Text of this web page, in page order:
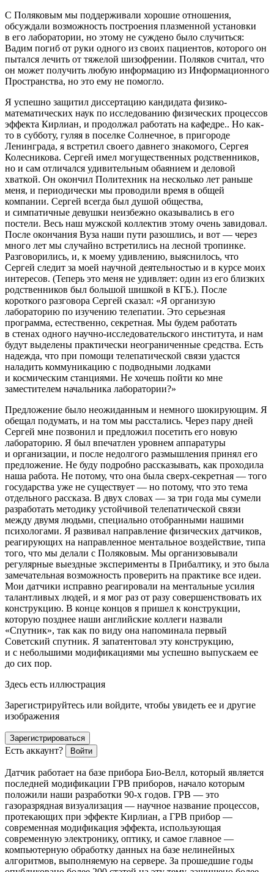
С Поляковым мы поддерживали хорошие отношения,
обсуждали возможность построения плазменной установки
в его лаборатории, но этому не суждено было случиться:
Вадим погиб от руки одного из своих пациентов, которого он
пытался лечить от тяжелой шизофрении. Поляков считал, что
он может получить любую информацию из Информационного
Пространства, но это ему не помогло.
Я успешно защитил диссертацию кандидата физико-
математических наук по исследованию физических процессов
эффекта Кирлиан, и продолжал работать на кафедре.. Но как-
то в субботу, гуляя в поселке Солнечное, в пригороде
Ленинграда, я встретил своего давнего знакомого, Сергея
Колесникова. Сергей имел могущественных родственников,
но и сам отличался удивительным обаянием и деловой
хваткой. Он окончил Политехник на несколько лет раньше
меня, и периодически мы проводили время в общей
компании. Сергей всегда был душой общества,
и симпатичные девушки неизбежно оказывались в его
постели. Весь наш мужской коллектив этому очень завидовал.
После окончания Вуза наши пути разошлись, и вот — через
много лет мы случайно встретились на лесной тропинке.
Разговорились, и, к моему удивлению, выяснилось, что
Сергей следит за моей научной деятельностью и в курсе моих
интересов. (Теперь это меня не удивляет: один из его близких
родственников был большой шишкой в КГБ.). После
короткого разговора Сергей сказал: «Я организую
лабораторию по изучению телепатии. Это серьезная
программа, естественно, секретная. Мы будем работать
в стенах одного научно-исследовательского института, и нам
будут выделены практически неограниченные средства. Есть
надежда, что при помощи телепатической связи удастся
наладить коммуникацию с подводными лодками
и космическим станциями. Не хочешь пойти ко мне
заместителем начальника лаборатории?»
Предложение было неожиданным и немного шокирующим. Я
обещал подумать, и на том мы расстались. Через пару дней
Сергей мне позвонил и предложил посетить его новую
лабораторию. Я был впечатлен уровнем аппаратуры
и организации, и после недолгого размышления принял его
предложение. Не буду подробно рассказывать, как проходила
наша работа. Не потому, что она была сверх-секретная — того
государства уже не существует — но потому, что это тема
отдельного рассказа. В двух словах — за три года мы сумели
разработать методику устойчивой телепатической связи
между двумя людьми, специально отобранными нашими
психологами. Я развивал направление физических датчиков,
реагирующих на направленное ментальное воздействие, типа
того, что мы делали с Поляковым. Мы организовывали
регулярные выездные эксперименты в Прибалтику, и это была
замечательная возможность проверить на практике все идеи.
Мои датчики исправно реагировали на ментальные усилия
талантливых людей, и я мог раз от разу совершенствовать их
конструкцию. В конце концов я пришел к конструкции,
которую позднее наши английские коллеги назвали
«Спутник», так как по виду она напоминала первый
Советский спутник. Я запатентовал эту конструкцию,
и с небольшими модификациями мы успешно выпускаем ее
до сих пор.
Здесь есть иллюстрация
Зарегистрируйтесь или войдите, чтобы увидеть ее и другие
изображения
Зарегистрироваться
Есть аккаунт? Войти
Датчик работает на базе прибора Био-Велл, который является
последней модификации ГРВ приборов, начало которым
положили наши разработки 90-х годов. ГРВ — это
газоразрядная визуализация — научное название процессов,
протекающих при эффекте Кирлиан, а ГРВ прибор —
современная модификация эффекта, использующая
современную электронику, оптику, и самое главное —
компьютерную обработку данных на базе нелинейных
алгоритмов, выполняемую на сервере. За прошедшие годы